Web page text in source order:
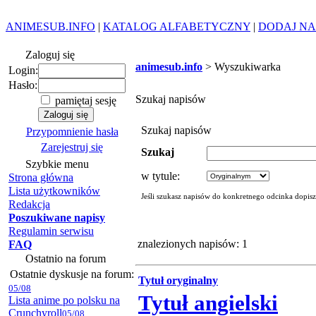
ANIMESUB.INFO | KATALOG ALFABETYCZNY | DODAJ
Zaloguj się
Login:
Hasło:
pamiętaj sesję
Przypomnienie hasła
Zarejestruj się
Szybkie menu
Strona główna
Lista użytkowników
Redakcja
Poszukiwane napisy
Regulamin serwisu
FAQ
Ostatnio na forum
Ostatnie dyskusje na forum:
05/08
Lista anime po polsku na
Crunchyroll05/08
animesub.info > Wyszukiwarka
Szukaj napisów
Szukaj napisów
Szukaj
w tytule:
Jeśli szukasz napisów do konkretnego odcinka
znalezionych napisów: 1
Tytuł oryginalny
Tytuł angielski